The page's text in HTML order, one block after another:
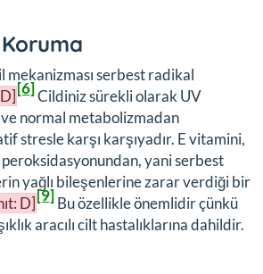
mekanizması serbest radikal
[6]Cildiniz sürekli olarak UV
normal metabolizmadan
stresle karşı karşıyadır. E vitamini,
peroksidasyonundan, yani serbest
yağlı bileşenlerine zarar verdiği bir
D][9]Bu özellikle önemlidir çünkü
aracılı cilt hastalıklarına dahildir.